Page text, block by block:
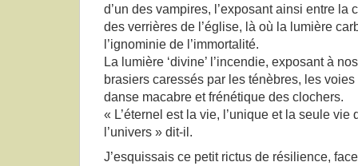
d’un des vampires, l’exposant ainsi entre la
des verrières de l’église, là où la lumière
l’ignominie de l’immortalité.
La lumière ‘divine’ l’incendie, exposant à
brasiers caressés par les ténèbres, les voies
danse macabre et frénétique des clochers.
« L’éternel est la vie, l’unique et la seule
l’univers » dit-il.
J’esquissais ce petit rictus de résilience,